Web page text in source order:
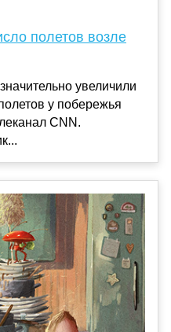
полетов возле
увеличили
у побережья
CNN.